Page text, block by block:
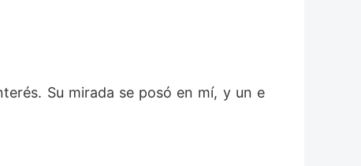
Su mirada se posó en mí, y un e